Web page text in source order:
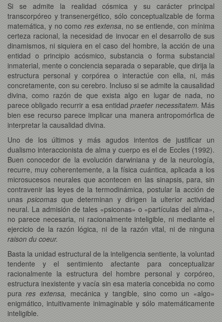
Si se admite la realidad cósmica y su carácter principal
transcorpóreo y transenergético, sólo conceptualizable de forma
matemática, y no comores extensa, no se entiende, con mínima
certeza racional, la necesidad de invocar en el desarrollo de sus
dinamismos, ni siquiera en el caso del hombre, la acción de una
entidad o principio acósmico, substancia o forma substancial
inmaterial, mente o conciencia separada o separable, que dirija la
estructura personal y corpórea o interactúe con ella, ni, más
concretamente, con su cerebro. Incluso si se admite la causalidad
divina, como razón de que exista algo en lugar de nada, no
parece obligado recurrir a esa entidadpraeter necessitatem. Más
bien ese recurso parece implicar una manera antropomórfica de
interpretar la causalidad divina.
Uno de los últimos y más agudos intentos de justificar un
dualismo interaccionista de alma y cuerpo es el de Eccles (1992).
Buen conocedor de la evolución darwiniana y de la neurología,
recurre, muy coherentemente, a la física cuántica, aplicada a los
microsucesos neurales que acontecen en las sinapsis, para, sin
contravenir las leyes de la termodinámica, postular la acción de
unas psicomasque determinan y dirigen la ulterior actividad
neural. La admisión de tales «psiconas» o «partículas del alma»,
no parece necesaria, ni racionalmente inteligible, ni mediante el
ejercicio de la razón lógica, ni de la razón vital, ni de ninguna
raison du coeur.
Basta la unidad estructural de la inteligencia sentiente, la voluntad
tendente y el sentimiento afectante para conceptualizar
racionalmente la estructura del hombre personal y corpóreo,
estructura inexistente y vacía sin esa materia concebida no como
purares extensa, mecánica y tangible, sino como un «algo»
enigmático, intuitivamente inimaginable y sólo matemáticamente
inteligible.